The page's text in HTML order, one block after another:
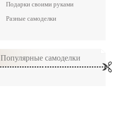
Подарки своими руками
Разные самоделки
Популярные самоделки